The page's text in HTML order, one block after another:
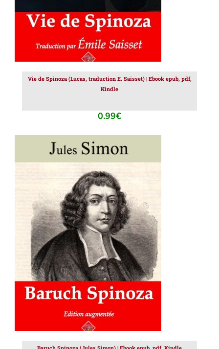
Vie de Spinoza (Lucas, traduction E. Saisset) | Ebook epub, pdf,
Kindle
0.99€
AJOUTER AU PANIER / DÉTAILS